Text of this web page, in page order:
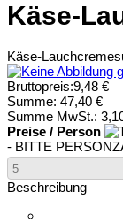
Käse-
Käse-
Bruttopreis:9,48 €
Summe: 47,40 €
Summe MwSt.:
Preise / Person
- BITTE
Beschreibung